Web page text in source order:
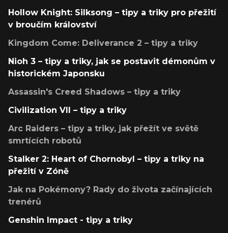
Hollow Knight: Silksong – tipy a triky pro přežití
v broučím království
Kingdom Come: Deliverance 2 – tipy a triky
Nioh 3 – tipy a triky, jak se postavit démonům v
historickém Japonsku
Assassin's Creed Shadows – tipy a triky
Civilization VII – tipy a triky
Arc Raiders – tipy a triky, jak přežít ve světě
smrtících robotů
Stalker 2: Heart of Chornobyl – tipy a triky na
přežití v Zóně
Jak na Pokémony? Rady do života začínajících
trenérů
Genshin Impact - tipy a triky